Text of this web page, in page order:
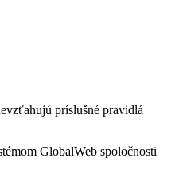
príslušné pravidlá
GlobalWeb spoločnosti